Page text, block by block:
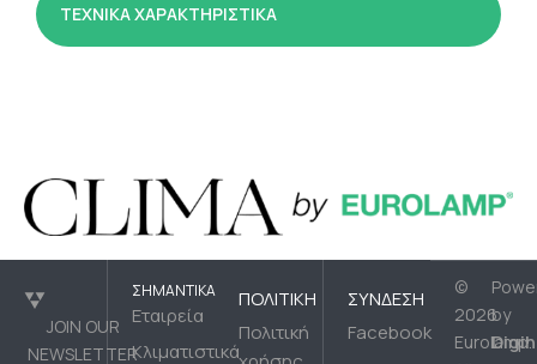
ΤΕΧΝΙΚΑ ΧΑΡΑΚΤΗΡΙΣΤΙΚΑ
JOIN OUR
NEWSLETTER
ΣΗΜΑΝΤΙΚΆ
Εταιρεία
Κλιματιστικά
ΠΟΛΙΤΙΚΉ
Πολιτική
ΣΎΝΔΕΣΗ
Facebook
©
2026
Eurolamp.
by